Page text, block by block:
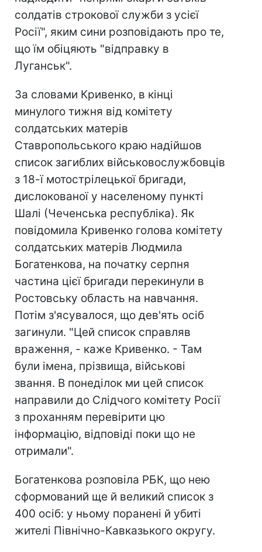
солдатів строкової служби з усієї
Росії", яким сини розповідають про те,
що їм обіцяють "відправку в
Луганськ".
За словами Кривенко, в кінці
минулого тижня від комітету
солдатських матерів
Ставропольського краю надійшов
список загиблих військовослужбовців
з 18-ї мотострілецької бригади,
дислокованої у населеному пункті
Шалі (Чеченська республіка). Як
повідомила Кривенко голова комітету
солдатських матерів Людмила
Богатенкова, на початку серпня
частина цієї бригади перекинули в
Ростовську область на навчання.
Потім з'ясувалося, що дев'ять осіб
загинули. "Цей список справляв
враження, - каже Кривенко. - Там
були імена, прізвища, військові
звання. В понеділок ми цей список
направили до Слідчого комітету Росії
з проханням перевірити цю
інформацію, відповіді поки що не
отримали".
Богатенкова розповіла РБК, що нею
сформований ще й великий список з
400 осіб: у ньому поранені й убиті
жителі Північно-Кавказького округу.